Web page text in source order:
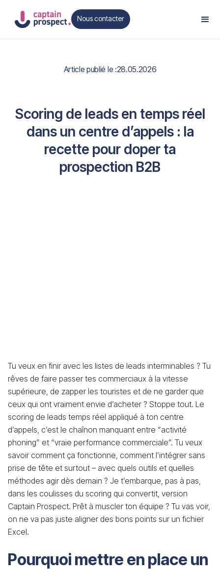
Nous contacter
Contact
Article publié le :28.05.2026
Scoring de leads en temps réel
dans un centre d’appels : la
recette pour doper ta
prospection B2B
Tu veux en finir avec les listes de leads interminables ? Tu
rêves de faire passer tes commerciaux à la vitesse
supérieure, de zapper les touristes et de ne garder que
ceux qui ont vraiment envie d’acheter ? Stoppe tout. Le
scoring de leads temps réel appliqué à ton centre
d’appels, c’est le chaînon manquant entre “activité
phoning” et “vraie performance commerciale”. Tu veux
savoir comment ça fonctionne, comment l’intégrer sans
prise de tête et surtout – avec quels outils et quelles
méthodes agir dès demain ? Je t’embarque, pas à pas,
dans les coulisses du scoring qui convertit, version
Captain Prospect. Prêt à muscler ton équipe ? Tu vas voir,
on ne va pas juste aligner des bons points sur un fichier
Excel.
Pourquoi mettre en place un